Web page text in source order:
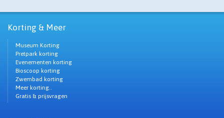
Korting & Meer
Museum Korting
Pretpark korting
Evenementen korting
Bioscoop korting
Zwembad korting
Meer korting..
Gratis & prijsvragen